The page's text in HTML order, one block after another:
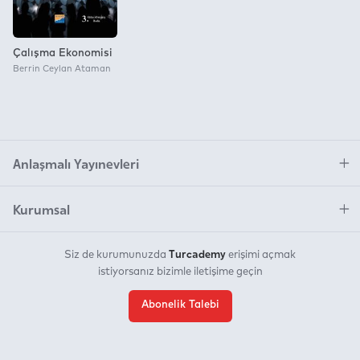
Çalışma Ekonomisi
Berrin Ceylan Ataman
Anlaşmalı Yayınevleri
Kurumsal
Siz de kurumunuzda Turcademy erişimi açmak
istiyorsanız bizimle iletişime geçin
Abonelik Talebi